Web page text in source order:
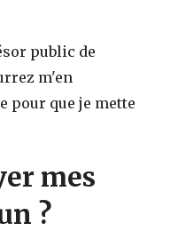
public de
m'en
pour que je mette
mes
?